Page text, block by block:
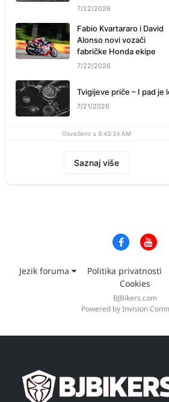
7/22/2026
Fabio Kvartararo i David
Alonso novi vozači
fabričke Honda ekipe
7/22/2026
Tvigijeve priče – I pad je
7/21/2026
Osveženo u 8:43:34 AM
Saznaj više
Jezik foruma Politika privatnosti
Cookies
BJBikers.com
Powered by Invision